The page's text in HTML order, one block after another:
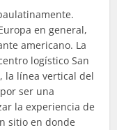
en general,
americano. La
logístico San
la línea vertical del
ser una
la experiencia de
sitio en donde